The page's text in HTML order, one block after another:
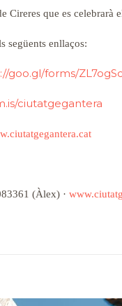
Cireres que es celebrarà
següents enllaços:
goo.gl/forms/
ciutatgegantera
(Àlex) ·